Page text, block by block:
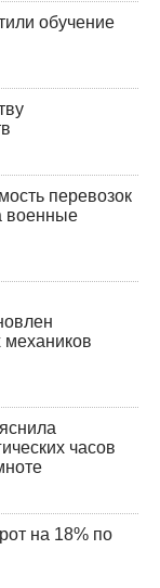
обучение
перевозок
военные
часов
на 18% по